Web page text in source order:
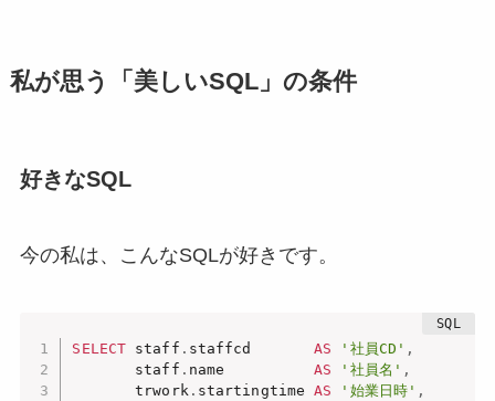
私が思う「美しいSQL」の条件
好きなSQL
今の私は、こんなSQLが好きです。
SELECT staff . staffcd AS '社員CD' ,
       staff
. name AS '社員名' ,
       trwork
. startingtime AS '始業日時' ,